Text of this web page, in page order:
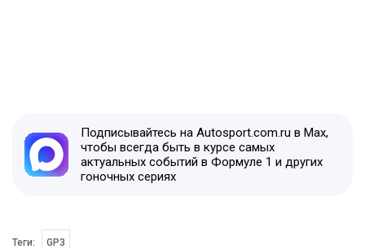
Подписывайтесь на Autosport.com.ru в Max,
чтобы всегда быть в курсе самых
актуальных событий в Формуле 1 и других
гоночных сериях
Теги: GP3